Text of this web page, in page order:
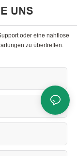
UNS
oder eine nahtlose
zu übertreffen.